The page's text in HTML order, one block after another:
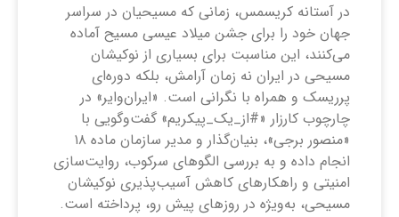
در آستانه کریسمس، زمانی که مسیحیان در سراسر
جهان خود را برای جشن میلاد عیسی مسیح آماده
می‌کنند، این مناسبت برای بسیاری از نوکیشان
مسیحی در ایران نه زمان آرامش، بلکه دوره‌ای
پرریسک و همراه با نگرانی است. «ایران‌وایر» در
چارچوب کارزار «#از_یک_پیکریم» گفت‌وگویی با
«منصور برجی»، بنیان‌گذار و مدیر سازمان ماده ۱۸
انجام داده و به بررسی الگوهای سرکوب، روایت‌سازی
امنیتی و راهکارهای کاهش آسیب‌پذیری نوکیشان
مسیحی، به‌ویژه در روزهای پیش رو، پرداخته است.